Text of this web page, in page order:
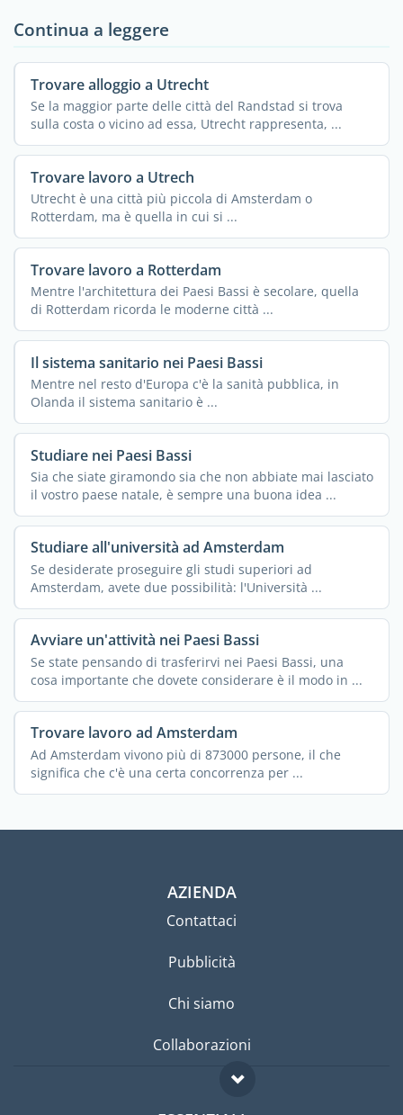
Continua a leggere
Trovare alloggio a Utrecht
Se la maggior parte delle città del Randstad si trova
sulla costa o vicino ad essa, Utrecht rappresenta, ...
Trovare lavoro a Utrech
Utrecht è una città più piccola di Amsterdam o
Rotterdam, ma è quella in cui si ...
Trovare lavoro a Rotterdam
Mentre l'architettura dei Paesi Bassi è secolare, quella
di Rotterdam ricorda le moderne città ...
Il sistema sanitario nei Paesi Bassi
Mentre nel resto d'Europa c'è la sanità pubblica, in
Olanda il sistema sanitario è ...
Studiare nei Paesi Bassi
Sia che siate giramondo sia che non abbiate mai lasciato
il vostro paese natale, è sempre una buona idea ...
Studiare all'università ad Amsterdam
Se desiderate proseguire gli studi superiori ad
Amsterdam, avete due possibilità: l'Università ...
Avviare un'attività nei Paesi Bassi
Se state pensando di trasferirvi nei Paesi Bassi, una
cosa importante che dovete considerare è il modo in ...
Trovare lavoro ad Amsterdam
Ad Amsterdam vivono più di 873000 persone, il che
significa che c'è una certa concorrenza per ...
AZIENDA
Contattaci
Pubblicità
Chi siamo
Collaborazioni